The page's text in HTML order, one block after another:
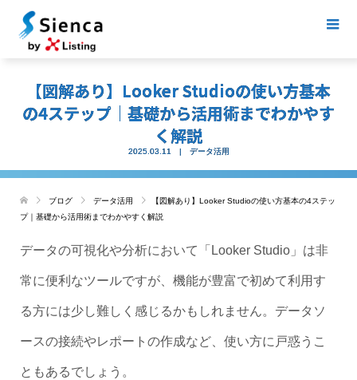
【図解あり】Looker Studioの使い方基本
の4ステップ｜基礎から活用術までわかやす
く解説
2025.03.11 データ活用
ブログ データ活用
【図解あり】Looker Studioの使い方基本の4ステッ
プ｜基礎から活用術までわかやすく解説
データの可視化や分析において「Looker Studio」は非
常に便利なツールですが、機能が豊富で初めて利用す
る方には少し難しく感じるかもしれません。データソ
ースの接続やレポートの作成など、使い方に戸惑うこ
ともあるでしょう。